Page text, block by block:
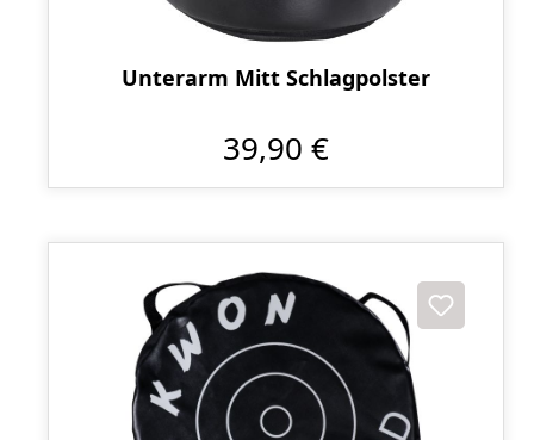
Unterarm Mitt Schlagpolster
39,90 €